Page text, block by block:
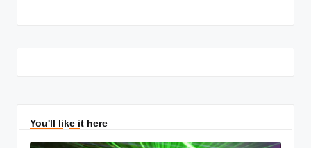
You'll like it here